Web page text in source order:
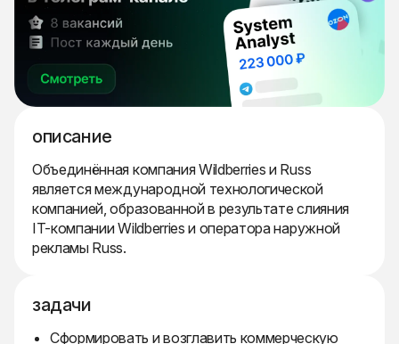
описание
Объединённая компания Wildberries и Russ
является международной технологической
компанией, образованной в результате слияния
IT-компании Wildberries и оператора наружной
рекламы Russ.
задачи
Сформировать и возглавить коммерческую